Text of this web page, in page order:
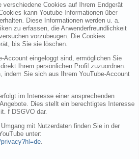
verschiedene Cookies auf Ihrem Endgerät
kann Youtube Informationen über
Diese Informationen werden u. a.
zu erfassen, die Anwenderfreundlichkeit
vorzubeugen. Die Cookies
bis Sie sie löschen.
Account eingeloggt sind, ermöglichen Sie
Ihrem persönlichen Profil zuzuordnen.
indem Sie sich aus Ihrem YouTube-Account
im Interesse einer ansprechenden
Dies stellt ein berechtigtes Interesse
f DSGVO dar.
mit Nutzerdaten finden Sie in der
unter: